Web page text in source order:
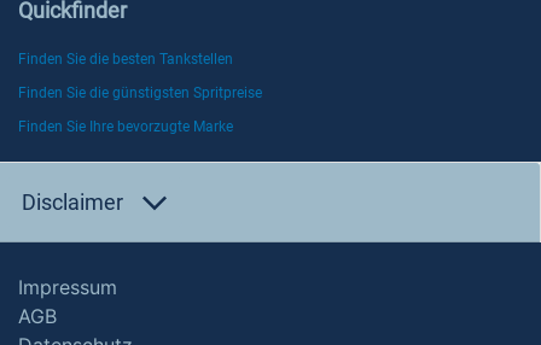
Quickfinder
Finden Sie die besten Tankstellen
Finden Sie die günstigsten Spritpreise
Finden Sie Ihre bevorzugte Marke
Disclaimer
Impressum
AGB